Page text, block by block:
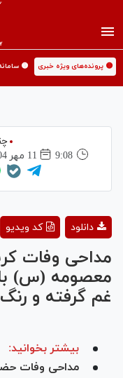
🟡 پرونده‌های ویژه خبری 🟡
9:08
11 مهر 1404
کد ویدیو دانلود
مداحی وفات
معصومه (س)
غم گرفته و
بیشتر بخوانید:
مداحی وفات